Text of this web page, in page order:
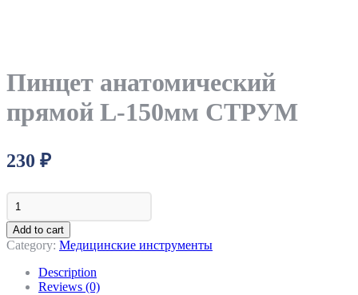
Пинцет анатомический
прямой L-150мм СТРУМ
230 ₽
Пинцет
анатомический
прямой
L-
150мм
СТРУМ
quantity
Add to cart
Category: Медицинские инструменты
Description
Reviews (0)